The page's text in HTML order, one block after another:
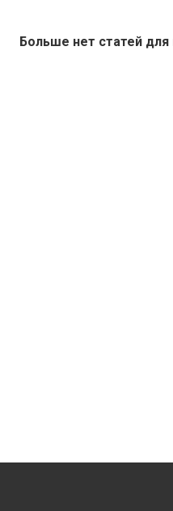
Больше нет статей для